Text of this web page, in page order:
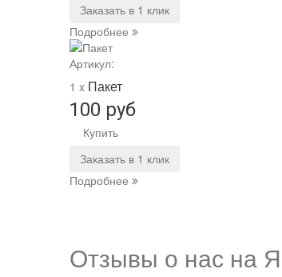
Заказать в 1 клик
Подробнее
Артикул:
1 x Пакет
100 руб
Купить
Заказать в 1 клик
Подробнее
Отзывы о нас на Я